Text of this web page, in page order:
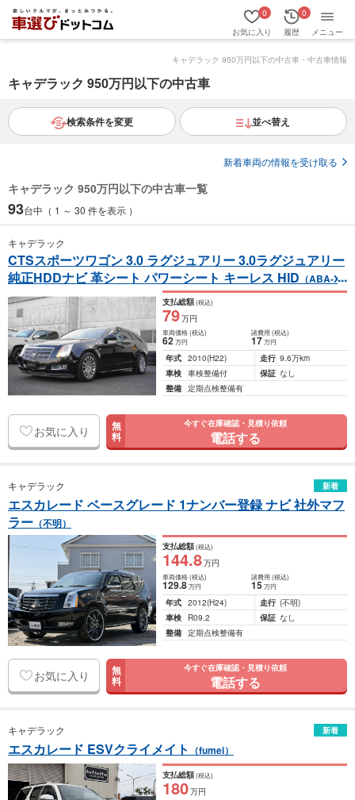
お気に入り
0
履歴
0
メニュー
キャデラック 950万円以下の中古車・中古車情報
キャデラック 950万円以下の中古車
検索条件を変更 並べ替え
新着車両の情報を受け取る
キャデラック 950万円以下の中古車一覧
93台中（ 1 ～ 30 件を表示 ）
キャデラック
CTSスポーツワゴン 3.0 ラグジュアリー 3.0ラグジュアリー
純正HDDナビ 革シート パワーシート キーレス HID （ABA-X3
22C）
支払総額(税込)
79万円
車両価格(税込)
62万円
諸費用 (税込)
17 万円
年式 2010(H22) 走行 9.6万km
車検 車検整備付 保証 なし
整備 定期点検整備有
お気に入り 無
料
今すぐ在庫確認・見積り依頼
電話する
キャデラック 新着
エスカレード ベースグレード 1ナンバー登録 ナビ 社外マフ
ラー （不明）
支払総額(税込)
144.8万円
車両価格(税込)
129.8万円
諸費用 (税込)
15 万円
年式 2012(H24) 走行 (不明)
車検
R09.2 保証 なし
整備 定期点検整備有
お気に入り 無
料
今すぐ在庫確認・見積り依頼
電話する
キャデラック 新着
エスカレード ESVクライメイト （fumei）
支払総額(税込)
180万円